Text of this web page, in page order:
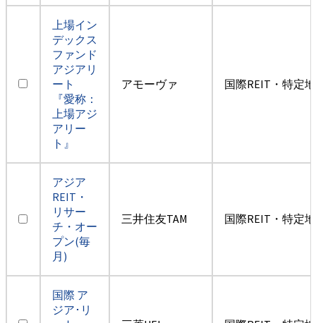
上場イン
デックス
ファンド
アジアリ
ート
『愛称：
上場アジ
アリー
ト』
アモーヴァ 国際REIT・特定
アジア
REIT・
リサー
チ・オー
プン(毎
月)
三井住友TAM 国際REIT・特定
国際 ア
ジア･リ